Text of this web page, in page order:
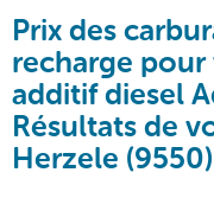
Prix des
recharge
additif diesel
Résultats de
Herzele (9550)